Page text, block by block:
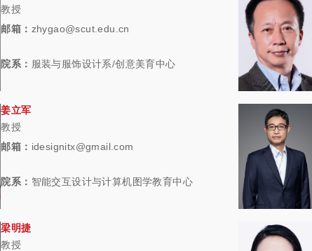
教授
邮箱： zhygao@scut.edu.cn
院系： 服装与服饰设计系/创意美育中心
姜立军
教授
邮箱： idesignitx@gmail.com
院系： 智能交互设计与计算机图学教育中心
梁明捷
教授